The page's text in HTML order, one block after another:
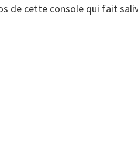
de cette console qui fait